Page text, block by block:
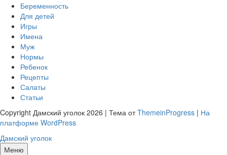
Беременность
Для детей
Игры
Имена
Муж
Нормы
Ребенок
Рецепты
Салаты
Статьи
Copyright Дамский уголок 2026 | Тема отThemeinProgress | На
платформе WordPress
Дамский уголок
Меню